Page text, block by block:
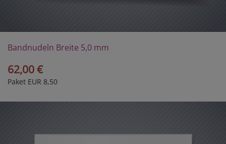
Bandnudeln Breite 5,0 mm
62,00 €
Paket EUR 8,50